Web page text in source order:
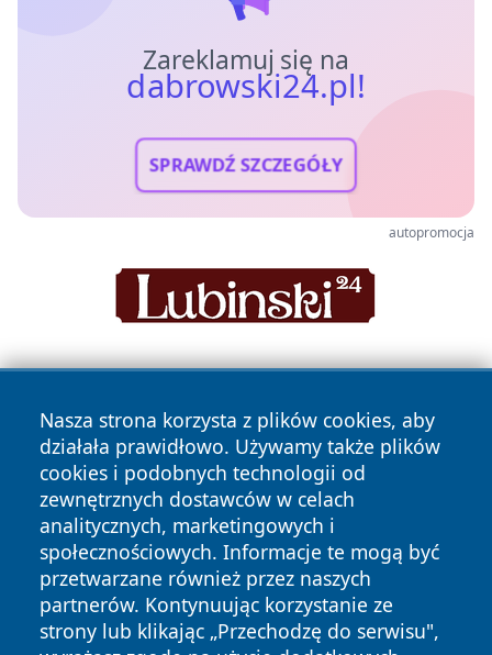
Zareklamuj się na
dabrowski24.pl!
SPRAWDŹ SZCZEGÓŁY
autopromocja
Nasza strona korzysta z plików cookies, aby
działała prawidłowo. Używamy także plików
cookies i podobnych technologii od
zewnętrznych dostawców w celach
analitycznych, marketingowych i
społecznościowych. Informacje te mogą być
przetwarzane również przez naszych
partnerów. Kontynuując korzystanie ze
strony lub klikając „Przechodzę do serwisu",
Copyright © 2026 dabrowski24.pl Wszystkie prawa
zastrzeżone.
News Autorzy
Polityka
Prywatności
Polityka
Cookies